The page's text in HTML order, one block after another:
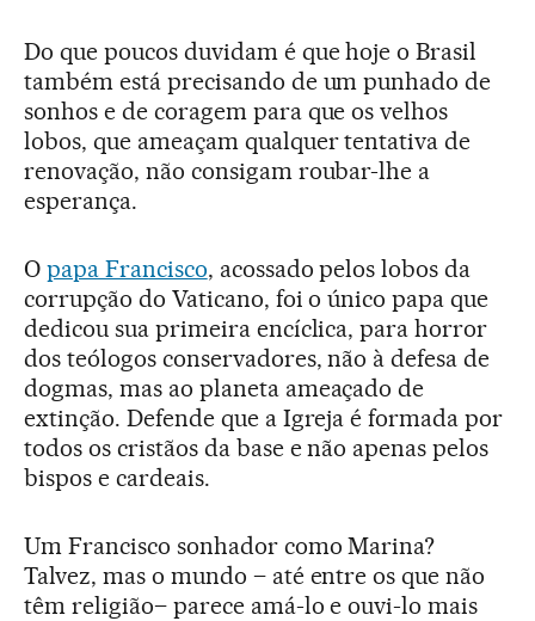
Do que poucos duvidam é que hoje o Brasil
também está precisando de um punhado de
sonhos e de coragem para que os velhos
lobos, que ameaçam qualquer tentativa de
renovação, não consigam roubar-lhe a
esperança.
O papa Francisco, acossado pelos lobos da
corrupção do Vaticano, foi o único papa que
dedicou sua primeira encíclica, para horror
dos teólogos conservadores, não à defesa de
dogmas, mas ao planeta ameaçado de
extinção. Defende que a Igreja é formada por
todos os cristãos da base e não apenas pelos
bispos e cardeais.
Um Francisco sonhador como Marina?
Talvez, mas o mundo – até entre os que não
têm religião– parece amá-lo e ouvi-lo mais